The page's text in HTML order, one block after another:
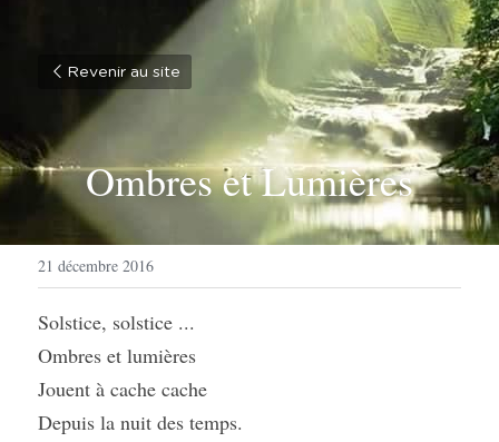
Revenir au site
Ombres et Lumières
21 décembre 2016
Solstice, solstice ...
Ombres et lumières
Jouent à cache cache
Depuis la nuit des temps.